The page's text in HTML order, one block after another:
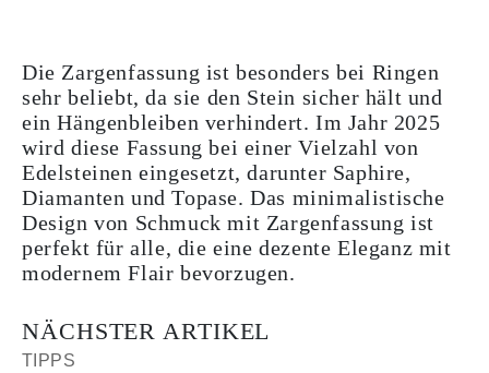
Die Zargenfassung ist besonders bei Ringen
sehr beliebt, da sie den Stein sicher hält und
ein Hängenbleiben verhindert. Im Jahr 2025
wird diese Fassung bei einer Vielzahl von
Edelsteinen eingesetzt, darunter Saphire,
Diamanten und Topase. Das minimalistische
Design von Schmuck mit Zargenfassung ist
perfekt für alle, die eine dezente Eleganz mit
modernem Flair bevorzugen.
NÄCHSTER ARTIKEL
TIPPS